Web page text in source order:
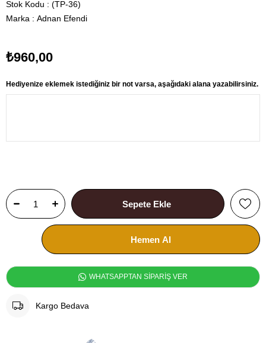
Stok Kodu
(TP-36)
Marka : Adnan Efendi
₺960,00
Hediyenize eklemek istediğiniz bir not varsa, aşağıdaki alana yazabilirsiniz.
WHATSAPPTAN SİPARİŞ VER
Kargo Bedava